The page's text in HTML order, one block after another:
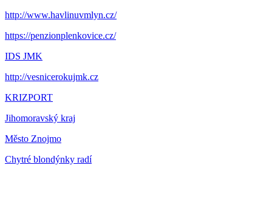
http://www.havlinuvmlyn.cz/
https://penzionplenkovice.cz/
IDS JMK
http://vesnicerokujmk.cz
KRIZPORT
Jihomoravský kraj
Město Znojmo
Chytré blondýnky radí